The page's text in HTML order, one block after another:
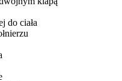
do ciała